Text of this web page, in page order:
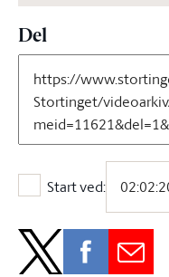
Del
Start ved:
Start ved: